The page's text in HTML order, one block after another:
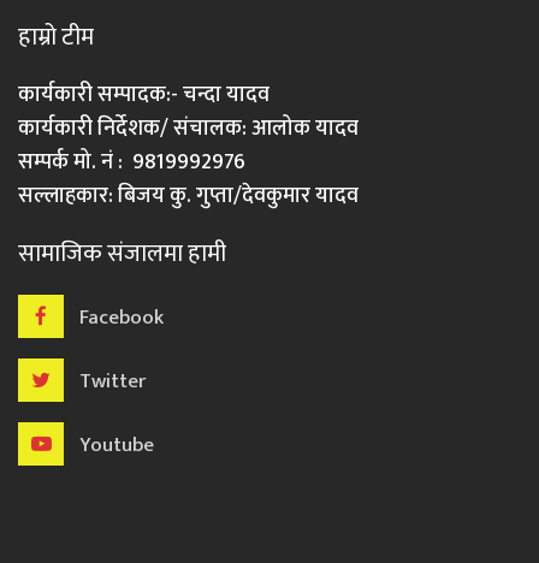
हाम्रो टीम
कार्यकारी सम्पादक:- चन्दा यादव
कार्यकारी निर्देशक/ संचालक: आलोक यादव
सम्पर्क मो. नं : 9819992976
सल्लाहकार: बिजय कु. गुप्ता/देवकुमार यादव
सामाजिक संजालमा हामी
Facebook
Twitter
Youtube